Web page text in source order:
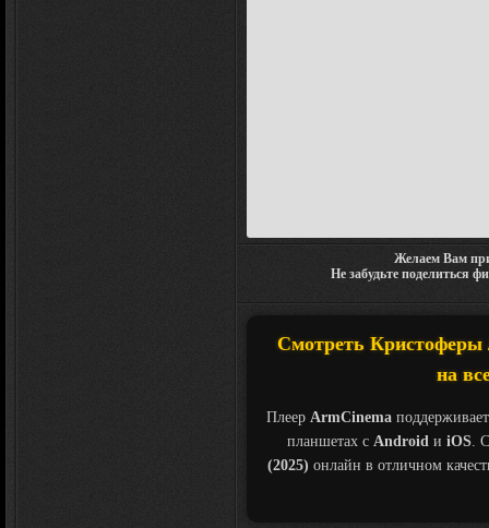
Желаем Вам
Не забудьте поделиться
Смотреть Кристоферы
на
Плеер ArmCinema
планшетах с Androidи iOS.
(2025) онлайн в отличном